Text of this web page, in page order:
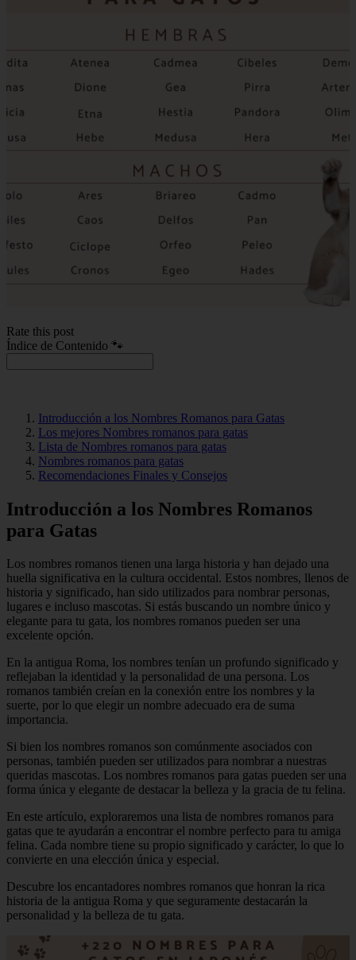
Rate this post
Índice de Contenido 🐾
Introducción a los Nombres Romanos para Gatas
Los mejores Nombres romanos para gatas
Lista de Nombres romanos para gatas
Nombres romanos para gatas
Recomendaciones Finales y Consejos
Introducción a los Nombres Romanos
para Gatas
Los nombres romanos tienen una larga historia y han dejado una
huella significativa en la cultura occidental. Estos nombres, llenos de
historia y significado, han sido utilizados para nombrar personas,
lugares e incluso mascotas. Si estás buscando un nombre único y
elegante para tu gata, los nombres romanos pueden ser una
excelente opción.
En la antigua Roma, los nombres tenían un profundo significado y
reflejaban la identidad y la personalidad de una persona. Los
romanos también creían en la conexión entre los nombres y la
suerte, por lo que elegir un nombre adecuado era de suma
importancia.
Si bien los nombres romanos son comúnmente asociados con
personas, también pueden ser utilizados para nombrar a nuestras
queridas mascotas. Los nombres romanos para gatas pueden ser una
forma única y elegante de destacar la belleza y la gracia de tu felina.
En este artículo, exploraremos una lista de nombres romanos para
gatas que te ayudarán a encontrar el nombre perfecto para tu amiga
felina. Cada nombre tiene su propio significado y carácter, lo que lo
convierte en una elección única y especial.
Descubre los encantadores nombres romanos que honran la rica
historia de la antigua Roma y que seguramente destacarán la
personalidad y la belleza de tu gata.